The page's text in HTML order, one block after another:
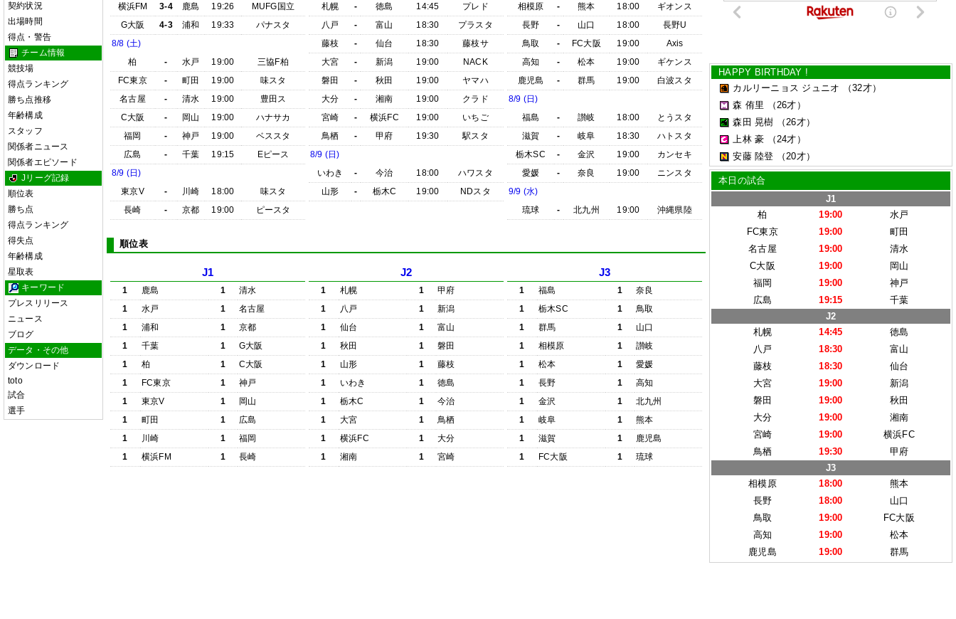
契約状況
出場時間
得点・警告
チーム情報
競技場
得点ランキング
勝ち点推移
年齢構成
スタッフ
関係者ニュース
関係者エピソード
Jリーグ記録
順位表
勝ち点
得点ランキング
得失点
年齢構成
星取表
キーワード
プレスリリース
ニュース
ブログ
データ・その他
ダウンロード
toto
試合
選手
横浜FM
3-4 鹿島 19:26
MUFG国立
G大阪
4-3 浦和 19:33
パナスタ
8/8 (土)
柏
- 水戸 19:00
三協F柏
FC東京
- 町田 19:00
味スタ
名古屋
- 清水 19:00
豊田ス
C大阪
- 岡山 19:00
ハナサカ
福岡
- 神戸 19:00
ベススタ
広島
- 千葉 19:15
Eピース
8/9 (日)
東京V
- 川崎 18:00
味スタ
長崎
- 京都 19:00 ピースタ
札幌
- 徳島 14:45
プレド
八戸
- 富山 18:30
プラスタ
藤枝
- 仙台 18:30
藤枝サ
大宮
- 新潟 19:00
NACK
磐田
- 秋田 19:00
ヤマハ
大分
- 湘南 19:00
クラド
宮崎
- 横浜FC 19:00
いちご
鳥栖
- 甲府 19:30
駅スタ
8/9 (日)
いわき
- 今治 18:00
ハワスタ
山形
- 栃木C 19:00 NDスタ
相模原
- 熊本 18:00
ギオンス
長野
- 山口 18:00
長野U
鳥取
- FC大阪 19:00
Axis
高知
- 松本 19:00
ギケンス
鹿児島
- 群馬 19:00
白波スタ
8/9 (日)
福島
- 讃岐 18:00
とうスタ
滋賀
- 岐阜 18:30
ハトスタ
栃木SC
- 金沢 19:00
カンセキ
愛媛
- 奈良 19:00
ニンスタ
9/9 (水)
琉球
- 北九州 19:00 沖縄県陸
順位表
J1
1 鹿島 1
清水
1
水戸 1
名古屋
1
浦和 1
京都
1
千葉 1
G大阪
1
柏 1
C大阪
1
FC東京 1
神戸
1
東京V 1
岡山
1
町田 1
広島
1
川崎 1
福岡
1
横浜FM 1 長崎
J2
1 札幌 1
甲府
1
八戸 1
新潟
1
仙台 1
富山
1
秋田 1
磐田
1
山形 1
藤枝
1
いわき 1
徳島
1
栃木C 1
今治
1
大宮 1
鳥栖
1
横浜FC 1
大分
1
湘南 1 宮崎
J3
1 福島 1
奈良
1
栃木SC 1
鳥取
1
群馬 1
山口
1
相模原 1
讃岐
1
松本 1
愛媛
1
長野 1
高知
1
金沢 1
北九州
1
岐阜 1
熊本
1
滋賀 1
鹿児島
1
FC大阪 1 琉球
HAPPY BIRTHDAY !
カルリーニョス ジュニオ
（32才）
森 侑里
（26才）
森田 晃樹
（26才）
上林 豪
（24才）
安藤 陸登
（20才）
本日の試合
J1
柏
19:00
水戸
FC東京
19:00
町田
名古屋
19:00
清水
C大阪
19:00
岡山
福岡
19:00
神戸
広島
19:15
千葉
J2
札幌
14:45
徳島
八戸
18:30
富山
藤枝
18:30
仙台
大宮
19:00
新潟
磐田
19:00
秋田
大分
19:00
湘南
宮崎
19:00
横浜FC
鳥栖
19:30
甲府
J3
相模原
18:00
熊本
長野
18:00
山口
鳥取
19:00
FC大阪
高知
19:00
松本
鹿児島
19:00 群馬